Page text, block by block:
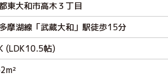
東大和市高木３丁目
摩湖線「武蔵大和」駅徒歩15分
(LDK10.5帖)